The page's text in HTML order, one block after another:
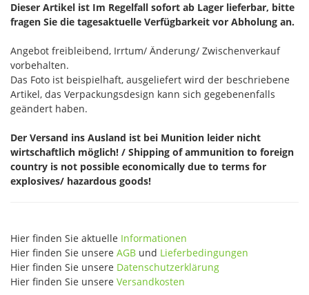
Dieser Artikel ist Im Regelfall sofort ab Lager lieferbar, bitte
fragen Sie die tagesaktuelle Verfügbarkeit vor Abholung an.
Angebot freibleibend, Irrtum/ Änderung/ Zwischenverkauf
vorbehalten.
Das Foto ist beispielhaft, ausgeliefert wird der beschriebene
Artikel, das Verpackungsdesign kann sich gegebenenfalls
geändert haben.
Der Versand ins Ausland ist bei Munition leider nicht
wirtschaftlich möglich! / Shipping of ammunition to foreign
country is not possible economically due to terms for
explosives/ hazardous goods!
Hier finden Sie aktuelle Informationen
Hier finden Sie unsere AGB und Lieferbedingungen
Hier finden Sie unsere Datenschutzerklärung
Hier finden Sie unsere Versandkosten